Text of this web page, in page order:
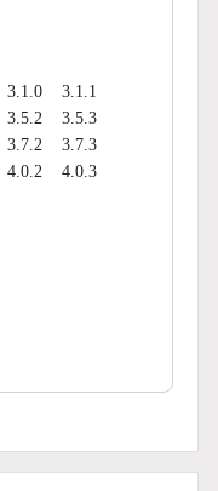
3.1.0
3.1.1
3.5.2
3.5.3
3.7.2
3.7.3
4.0.2
4.0.3